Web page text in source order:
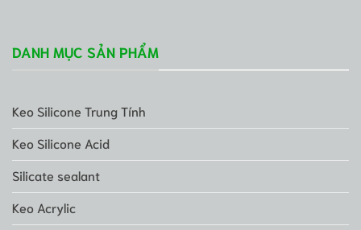
DANH MỤC SẢN PHẨM
Keo Silicone Trung Tính
Keo Silicone Acid
Silicate sealant
Keo Acrylic